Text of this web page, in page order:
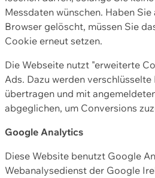
Messdaten wünschen. Haben
Browser gelöscht, müssen Sie
Cookie erneut setzen.
Die Webseite nutzt "erweiterte
Ads. Dazu werden
übertragen und mit
abgeglichen, um Conversions
Google Analytics
Diese Website benutzt Google
Webanalysedienst der Google